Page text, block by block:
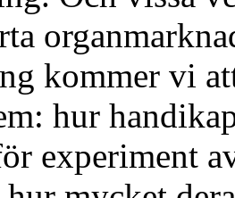
kommer vi
hur
experiment